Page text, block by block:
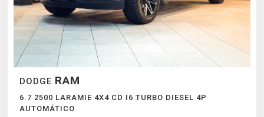
DODGE RAM
6.7 2500 LARAMIE 4X4 CD I6 TURBO DIESEL 4P
AUTOMÁTICO